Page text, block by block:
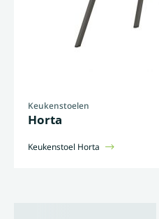
Keukenstoelen
Horta
Keukenstoel Horta